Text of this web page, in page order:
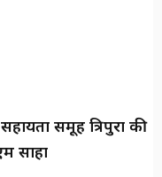
समूह त्रिपुरा की
साहा